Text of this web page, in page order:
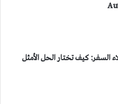
السفر: كيف تختار الحل الأمثل